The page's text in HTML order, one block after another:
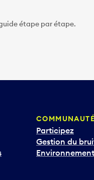
étape par étape.
COMMUNAUTÉ
Participez
Gestion du
Environnement